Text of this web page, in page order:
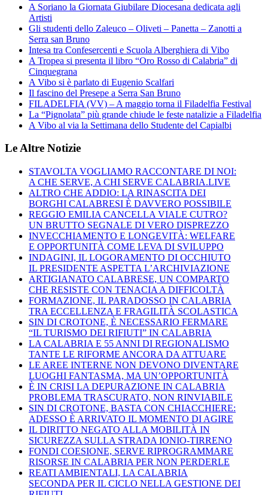
A Soriano la Giornata Giubilare Diocesana dedicata agli
Artisti
Gli studenti dello Zaleuco – Oliveti – Panetta – Zanotti a
Serra san Bruno
Intesa tra Confesercenti e Scuola Alberghiera di Vibo
A Tropea si presenta il libro “Oro Rosso di Calabria” di
Cinquegrana
A Vibo si è parlato di Eugenio Scalfari
Il fascino del Presepe a Serra San Bruno
FILADELFIA (VV) – A maggio torna il Filadelfia Festival
La “Pignolata” più grande chiude le feste natalizie a Filadelfia
A Vibo al via la Settimana dello Studente del Capialbi
Le Altre Notizie
STAVOLTA VOGLIAMO RACCONTARE DI NOI:
A CHE SERVE, A CHI SERVE CALABRIA.LIVE
ALTRO CHE ADDIO: LA RINASCITA DEI
BORGHI CALABRESI È DAVVERO POSSIBILE
REGGIO EMILIA CANCELLA VIALE CUTRO?
UN BRUTTO SEGNALE DI VERO DISPREZZO
INVECCHIAMENTO E LONGEVITÀ: WELFARE
E OPPORTUNITÀ COME LEVA DI SVILUPPO
INDAGINI, IL LOGORAMENTO DI OCCHIUTO
IL PRESIDENTE ASPETTA L’ARCHIVIAZIONE
ARTIGIANATO CALABRESE, UN COMPARTO
CHE RESISTE CON TENACIA A DIFFICOLTÀ
FORMAZIONE, IL PARADOSSO IN CALABRIA
TRA ECCELLENZA E FRAGILITÀ SCOLASTICA
SIN DI CROTONE, È NECESSARIO FERMARE
“IL TURISMO DEI RIFIUTI” IN CALABRIA
LA CALABRIA E 55 ANNI DI REGIONALISMO
TANTE LE RIFORME ANCORA DA ATTUARE
LE AREE INTERNE NON DEVONO DIVENTARE
LUOGHI FANTASMA, MA UN’OPPORTUNITÀ
È IN CRISI LA DEPURAZIONE IN CALABRIA
PROBLEMA TRASCURATO, NON RINVIABILE
SIN DI CROTONE, BASTA CON CHIACCHIERE:
ADESSO È ARRIVATO IL MOMENTO DI AGIRE
IL DIRITTO NEGATO ALLA MOBILITÀ IN
SICUREZZA SULLA STRADA IONIO-TIRRENO
FONDI COESIONE, SERVE RIPROGRAMMARE
RISORSE IN CALABRIA PER NON PERDERLE
REATI AMBIENTALI, LA CALABRIA
SECONDA PER IL CICLO NELLA GESTIONE DEI